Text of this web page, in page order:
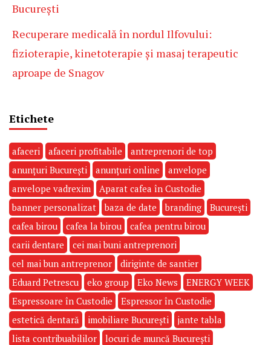
București
Recuperare medicală în nordul Ilfovului:
fizioterapie, kinetoterapie și masaj terapeutic
aproape de Snagov
Etichete
afaceri afaceri profitabile
antreprenori de top
anunțuri București
anunțuri online
anvelope
anvelope vadrexim
Aparat cafea în Custodie
banner personalizat
baza de date branding
București
cafea birou
cafea la birou
cafea pentru birou
carii dentare
cei mai buni antreprenori
cel mai bun antreprenor
diriginte de santier
Eduard Petrescu
eko group Eko News
ENERGY WEEK
Espressoare în Custodie
Espressor în Custodie
estetică dentară
imobiliare București
jante tabla
lista contribuabililor
locuri de muncă București